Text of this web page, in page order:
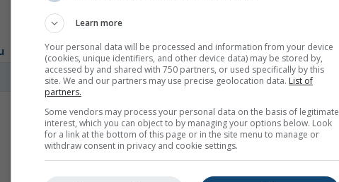
mph kn
Learn more
Your personal data will be processed and information from your device
(cookies, unique identifiers, and other device data) may be stored by,
accessed by and shared with 750 partners, or used specifically by this
site. We and our partners may use precise geolocation data. List of
partners.
Some vendors may process your personal data on the basis of legitimate
interest, which you can object to by managing your options below. Look
for a link at the bottom of this page or in the site menu to manage or
withdraw consent in privacy and cookie settings.